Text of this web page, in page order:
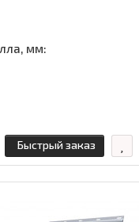
мм:
Быстрый заказ